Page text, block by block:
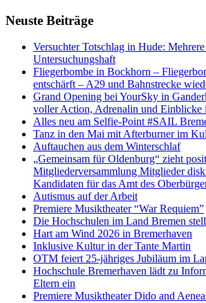
Neuste Beiträge
Versucht­er Totschlag in Hude:
Untersuchungshaft
Fliegerbombe in Bockhorn –
entschärft – A29 und Bahnstrecke
Grand Opening bei YourSky in
voller Action, Adrenalin und Einblicke
Alles neu am Selfie-Point #SAIL
Tanz in den Mai mit Afterburner im
Auftauchen aus dem Winterschlaf
„Gemeinsam für Oldenburg“ zieht
Mitgliederversammlung Mitglieder
Kandidaten für das Amt des
Autismus auf der Arbeit
Premiere Musiktheater “War Requiem”
Die Hochschulen im Land Bremen
Hart am Wind 2026 in Bremerhaven
Inklusive Kultur in der Tante Martin
OTM feiert 25-jähriges Jubiläum im
Hochschule Bremerhaven lädt zu
Eltern ein
Premiere Musiktheater Dido and